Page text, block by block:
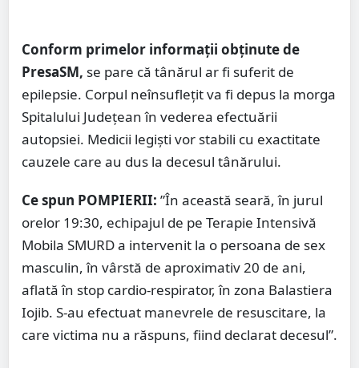
Conform primelor informații obținute de
PresaSM, se pare că tânărul ar fi suferit de
epilepsie. Corpul neînsuflețit va fi depus la morga
Spitalului Județean în vederea efectuării
autopsiei. Medicii legiști vor stabili cu exactitate
cauzele care au dus la decesul tânărului.
Ce spun POMPIERII: ”În această seară, în jurul
orelor 19:30, echipajul de pe Terapie Intensivă
Mobila SMURD a intervenit la o persoana de sex
masculin, în vârstă de aproximativ 20 de ani,
aflată în stop cardio-respirator, în zona Balastiera
Iojib. S-au efectuat manevrele de resuscitare, la
care victima nu a răspuns, fiind declarat decesul”.